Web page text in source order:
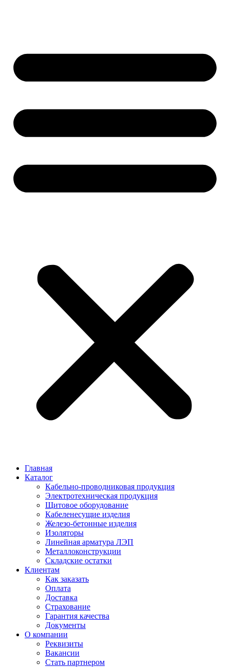
Главная
Каталог
Кабельно-проводниковая продукция
Электротехническая продукция
Щитовое оборудование
Кабеленесущие изделия
Железо-бетонные изделия
Изоляторы
Линейная арматура ЛЭП
Металлоконструкции
Складские остатки
Клиентам
Как заказать
Оплата
Доставка
Страхование
Гарантия качества
Документы
О компании
Реквизиты
Вакансии
Стать партнером